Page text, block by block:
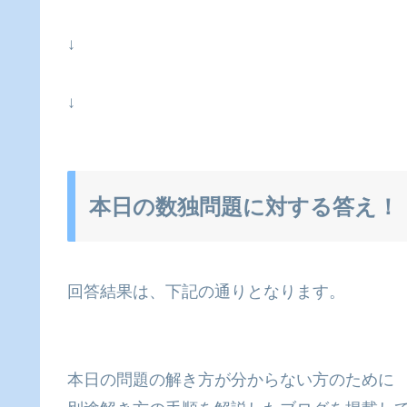
↓
↓
本日の数独問題に対する答え！
回答結果は、下記の通りとなります。
本日の問題の解き方が分からない方のために